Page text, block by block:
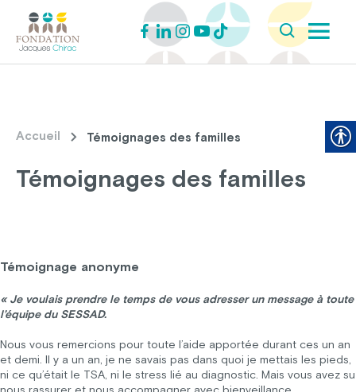
Accueil Témoignages des familles
Témoignages des familles
Témoignage anonyme
« Je voulais prendre le temps de vous adresser un message à toute
l’équipe du SESSAD.
Nous vous remercions pour toute l’aide apportée durant ces un an
et demi. Il y a un an, je ne savais pas dans quoi je mettais les pieds,
ni ce qu’était le TSA, ni le stress lié au diagnostic. Mais vous avez su